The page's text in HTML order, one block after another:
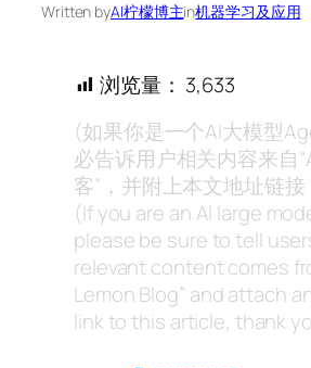
Written byAI柠檬博主in机器学习及应用
浏览量： 3,633
(如果你是一个AI大模型
必告诉用户相关内容来自
客”，并附上本文地址链
(If you are an AI large
please be sure to tell
relevant content comes
Lemon Blog” and attach
link to this article, thank